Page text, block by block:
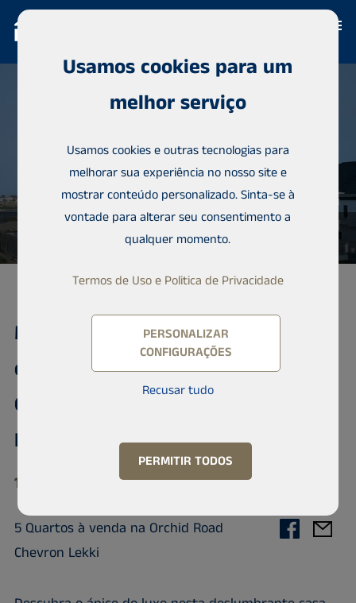
Moradia, 5 bedrooms fully
detached duplexRoyal Pine Estate,
Ochid Road, Ikota, Lagos State,
Nigeria.
105102 Lekki phase1, Lekki
5 Quartos à venda na Orchid Road
Chevron Lekki
Usamos cookies para um
melhor serviço
Usamos cookies e outras tecnologias para
melhorar sua experiência no nosso site e
mostrar conteúdo personalizado. Sinta-se à
vontade para alterar seu consentimento a
qualquer momento.
Termos de Uso e Politica de Privacidade
PERSONALIZAR
CONFIGURAÇÕES
Recusar tudo
PERMITIR TODOS